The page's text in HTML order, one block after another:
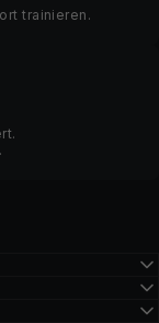
trainieren.